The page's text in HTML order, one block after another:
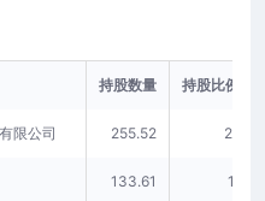
持股数量 持股比例(%)
限公司 255.52 23.37
133.61 12.22